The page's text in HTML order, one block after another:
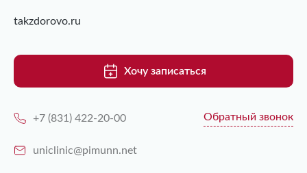
takzdorovo.ru
Хочу записаться
+7 (831) 422-20-00 Обратный звонок
uniclinic@pimunn.net